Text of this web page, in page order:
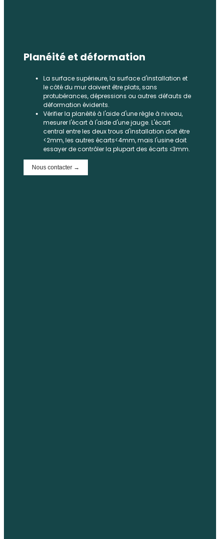
Planéité et déformation
La surface supérieure, la surface d'installation et
le côté du mur doivent être plats, sans
protubérances, dépressions ou autres défauts de
déformation évidents.
Vérifier la planéité à l'aide d'une règle à niveau,
mesurer l'écart à l'aide d'une jauge. L'écart
central entre les deux trous d'installation doit être
<2mm, les autres écarts<4mm, mais l'usine doit
essayer de contrôler la plupart des écarts ≤3mm.
Nous contacter →